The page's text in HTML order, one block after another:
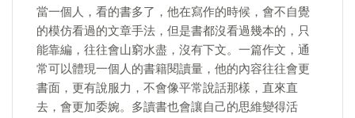
當一個人，看的書多了，他在寫作的時候，會不自覺
的模仿看過的文章手法，但是書都沒看過幾本的，只
能靠編，往往會山窮水盡，沒有下文。一篇作文，通
常可以體現一個人的書籍閱讀量，他的內容往往會更
書面，更有說服力，不會像平常說話那樣，直來直
去，會更加委婉。多讀書也會讓自己的思維變得活